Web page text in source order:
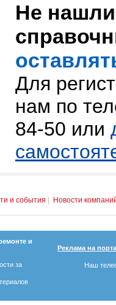
Не
Для
нам по
84-50 или
и события Новости
и
за
Реклама на
Наш